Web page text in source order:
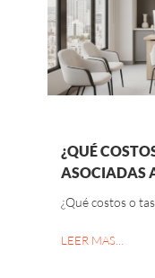
¿QUÉ
ASOCIADAS
¿Qué costos o
LEER MAS…